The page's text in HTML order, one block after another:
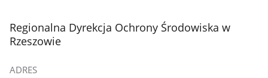
stopka
Regionalna Dyrekcja Ochrony Środowiska w
Rzeszowie
ADRES